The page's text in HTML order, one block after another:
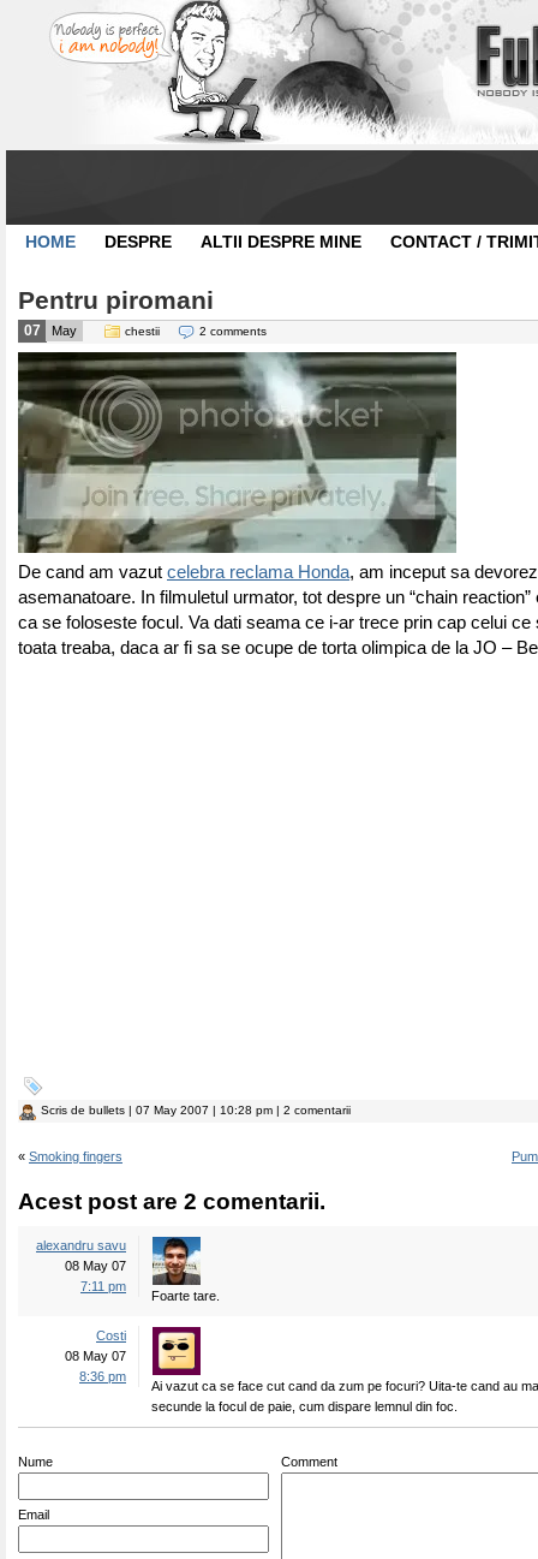
HOME DESPRE ALTII DESPRE MINE CONTACT /
Pentru piromani
07 May chestii 2 comments
De cand am vazut celebra reclama Honda, am inceput sa
asemanatoare. In filmuletul urmator, tot despre un “chain reaction”
ca se foloseste focul. Va dati seama ce i-ar trece prin cap celui ce
toata treaba, daca ar fi sa se ocupe de torta olimpica de la JO –
Scris de bullets | 07 May 2007 | 10:28 pm | 2 comentarii
« Smoking fingers
Acest post are 2 comentarii.
alexandru savu
08 May 07
7:11 pm
Foarte tare.
Costi
08 May 07
8:36 pm
Ai vazut ca se face cut cand da zum pe focuri? Uita-te cand au
secunde la focul de paie, cum dispare lemnul din foc.
Nume
Email
Comment